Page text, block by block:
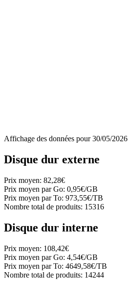
Affichage des données pour30/05/2026
Disque dur externe
Prix moyen: 82,28€
Prix moyen par Go: 0,95€/GB
Prix moyen par To: 973,55€/TB
Nombre total de produits: 15316
Disque dur interne
Prix moyen: 108,42€
Prix moyen par Go: 4,54€/GB
Prix moyen par To: 4649,58€/TB
Nombre total de produits: 14244